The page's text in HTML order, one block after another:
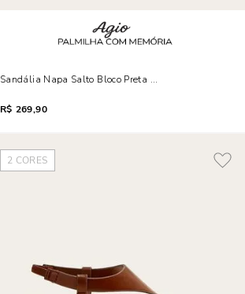
Sandália Napa Salto Bloco Preta Bico Quadrado Tassel
R$ 269,90
2 CORES